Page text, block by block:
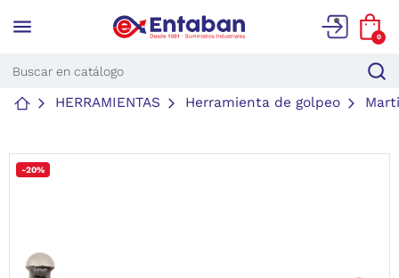
menu 0
HERRAMIENTAS Herramienta de golpeo
-20%